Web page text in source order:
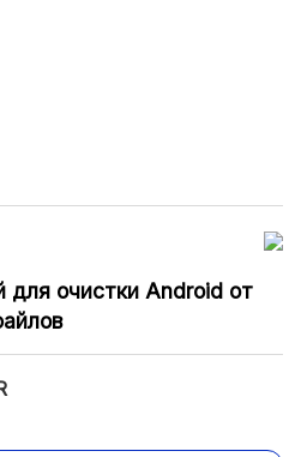
для очистки Android от